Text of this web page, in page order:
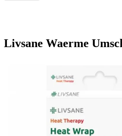
Livsane Waerme